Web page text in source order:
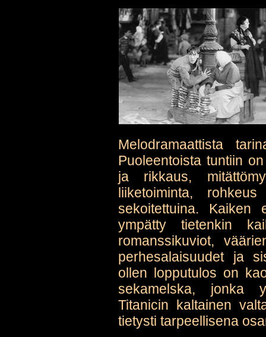
Melodramaattista
Puoleentoista tuntiin
ja rikkaus,
liiketoiminta,
sekoitettuina. Kaiken
ympätty tietenkin
romanssikuviot,
perhesalaisuudet ja
ollen lopputulos on
sekamelska, jonka
Titanicin kaltainen
tietysti tarpeellisena